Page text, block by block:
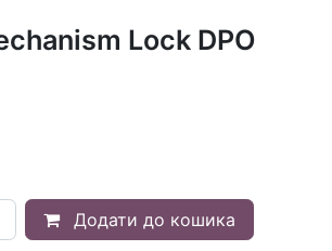
Lock DPO
Додати до кошика